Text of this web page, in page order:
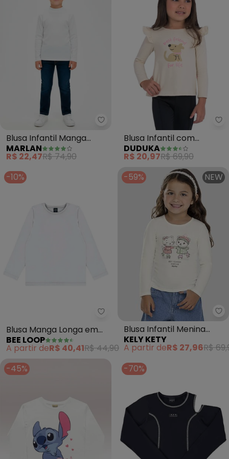
Marlan - Blusa Infantil Manga
Blusa Infantil Manga
Longa em Punho
(Branco)
MARLAN
R$ 22,47R$ 74,90
Blusa Infantil com
Babado (Branco)
DUDUKA
R$ 20,97R$ 69,90
-10%
Bee Loop - Blusa Manga
Blusa Manga Longa em
Meia Malha (Branco)
BEE LOOP
A partir deR$ 40,41R$ 44,90
-59% NEW
Blusa Infantil Menina
Manga Longa com
Estampa (Branco)
KELY KETY
A partir deR$ 27,96R$
-45%
-70%